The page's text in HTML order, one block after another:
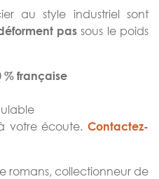
au style industriel sont
pas sous le poids
% française
votre écoute. Contactez-
romans, collectionneur de